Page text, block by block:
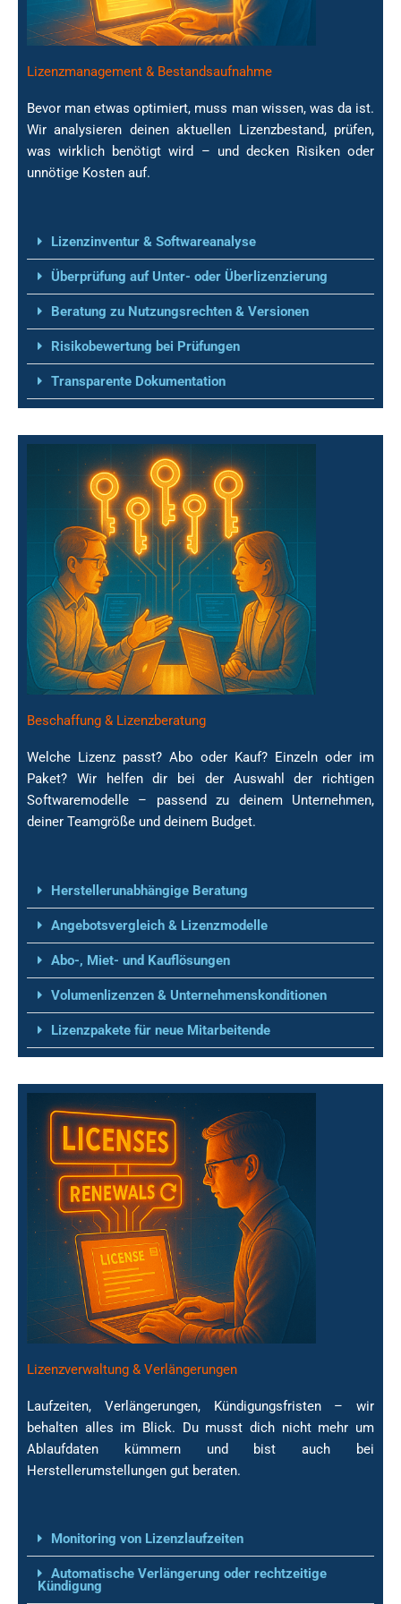
Lizenzmanagement &
Bestandsaufnahme
Lizenzmanagement & Bestandsaufnahme
Bevor man etwas optimiert, muss man wissen, was da ist.
Wir analysieren deinen aktuellen Lizenzbestand, prüfen,
was wirklich benötigt wird – und decken Risiken oder
unnötige Kosten auf.
Lizenzinventur & Softwareanalyse
Überprüfung auf Unter- oder Überlizenzierung
Beratung zu Nutzungsrechten & Versionen
Risikobewertung bei Prüfungen
Transparente Dokumentation
Beschaffung &
Lizenzberatung
Beschaffung & Lizenzberatung
Welche Lizenz passt? Abo oder Kauf? Einzeln oder im
Paket? Wir helfen dir bei der Auswahl der richtigen
Softwaremodelle – passend zu deinem Unternehmen,
deiner Teamgröße und deinem Budget.
Herstellerunabhängige Beratung
Angebotsvergleich & Lizenzmodelle
Abo-, Miet- und Kauflösungen
Volumenlizenzen & Unternehmenskonditionen
Lizenzpakete für neue Mitarbeitende
Lizenzverwaltung &
Verlängerungen
Lizenzverwaltung & Verlängerungen
Laufzeiten, Verlängerungen, Kündigungsfristen – wir
behalten alles im Blick. Du musst dich nicht mehr um
Ablaufdaten kümmern und bist auch bei
Herstellerumstellungen gut beraten.
Monitoring von Lizenzlaufzeiten
Automatische Verlängerung oder rechtzeitige
Kündigung